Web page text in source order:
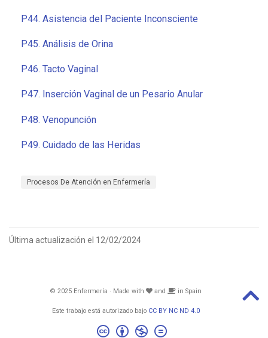
P44. Asistencia del Paciente Inconsciente
P45. Análisis de Orina
P46. Tacto Vaginal
P47. Inserción Vaginal de un Pesario Anular
P48. Venopunción
P49. Cuidado de las Heridas
Procesos De Atención en Enfermería
Última actualización el 12/02/2024
© 2025 Enfermería · Made with and in Spain
Este trabajo está autorizado bajo CC BY NC ND 4.0